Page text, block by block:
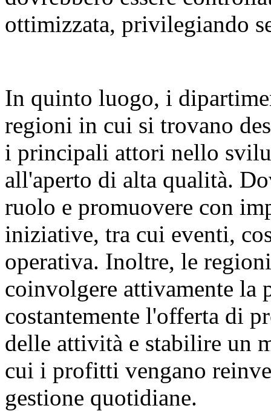
ottimizzata, privilegiando
In quinto luogo, i
regioni in cui si trovano
i principali attori nello
all'aperto di alta qualità.
ruolo e promuovere con
iniziative, tra cui eventi,
operativa. Inoltre, le
coinvolgere attivamente la
costantemente l'offerta di
delle attività e stabilire un
cui i profitti vengano
gestione quotidiane.